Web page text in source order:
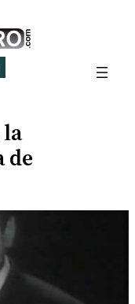
de